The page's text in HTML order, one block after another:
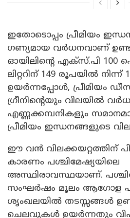
ഇതോടൊപ്പം പ്രീമിയം
ഗണ്യമായ വർധനവാണ്
ഓയിലിന്റെ എക്സ്.പി 100
ലിറ്ററിന് 149 രൂപയിൽ
ഉയർന്നപ്പോൾ, പ്രീമിയം
ഗ്രീനിന്റെയും വിലയിൽ
എണ്ണക്കമ്പനികളും
പ്രീമിയം ഇന്ധനങ്ങളുടെ
ഈ വൻ വിലക്കയറ്റത്തിന്
കാരണം പശ്ചിമേഷ്യയിലെ
അസ്ഥിരാവസ്ഥയാണ്.
സംഘർഷം മൂലം ആഗോള
ശൃംഖലയിൽ തടസ്സങ്ങൾ
ചെലവുകൾ ഉയർന്നതും